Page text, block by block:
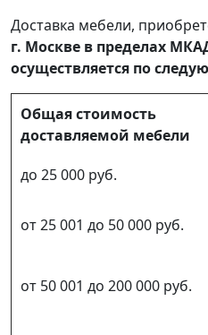
Доставка мебели,
г. Москве в пределах
осуществляется по
Общая стоимость
доставляемой мебели
до 25 000 руб.
от 25 001 до 50 000 руб.
от 50 001 до 200 000 руб.